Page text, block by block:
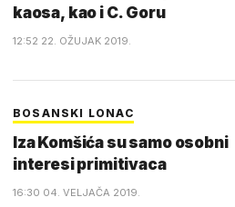
kaosa, kao i C. Goru
12:52 22. OŽUJAK 2019.
BOSANSKI LONAC
Iza Komšića su samo osobni
interesi primitivaca
16:30 04. VELJAČA 2019.